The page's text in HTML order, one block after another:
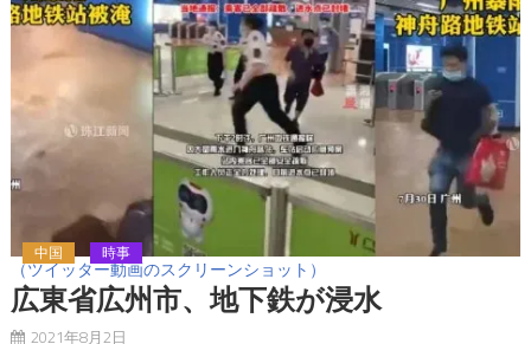
（ツイッター動画のスクリーンショット）
中国 時事
広東省広州市、地下鉄が浸水
2021年8月2日